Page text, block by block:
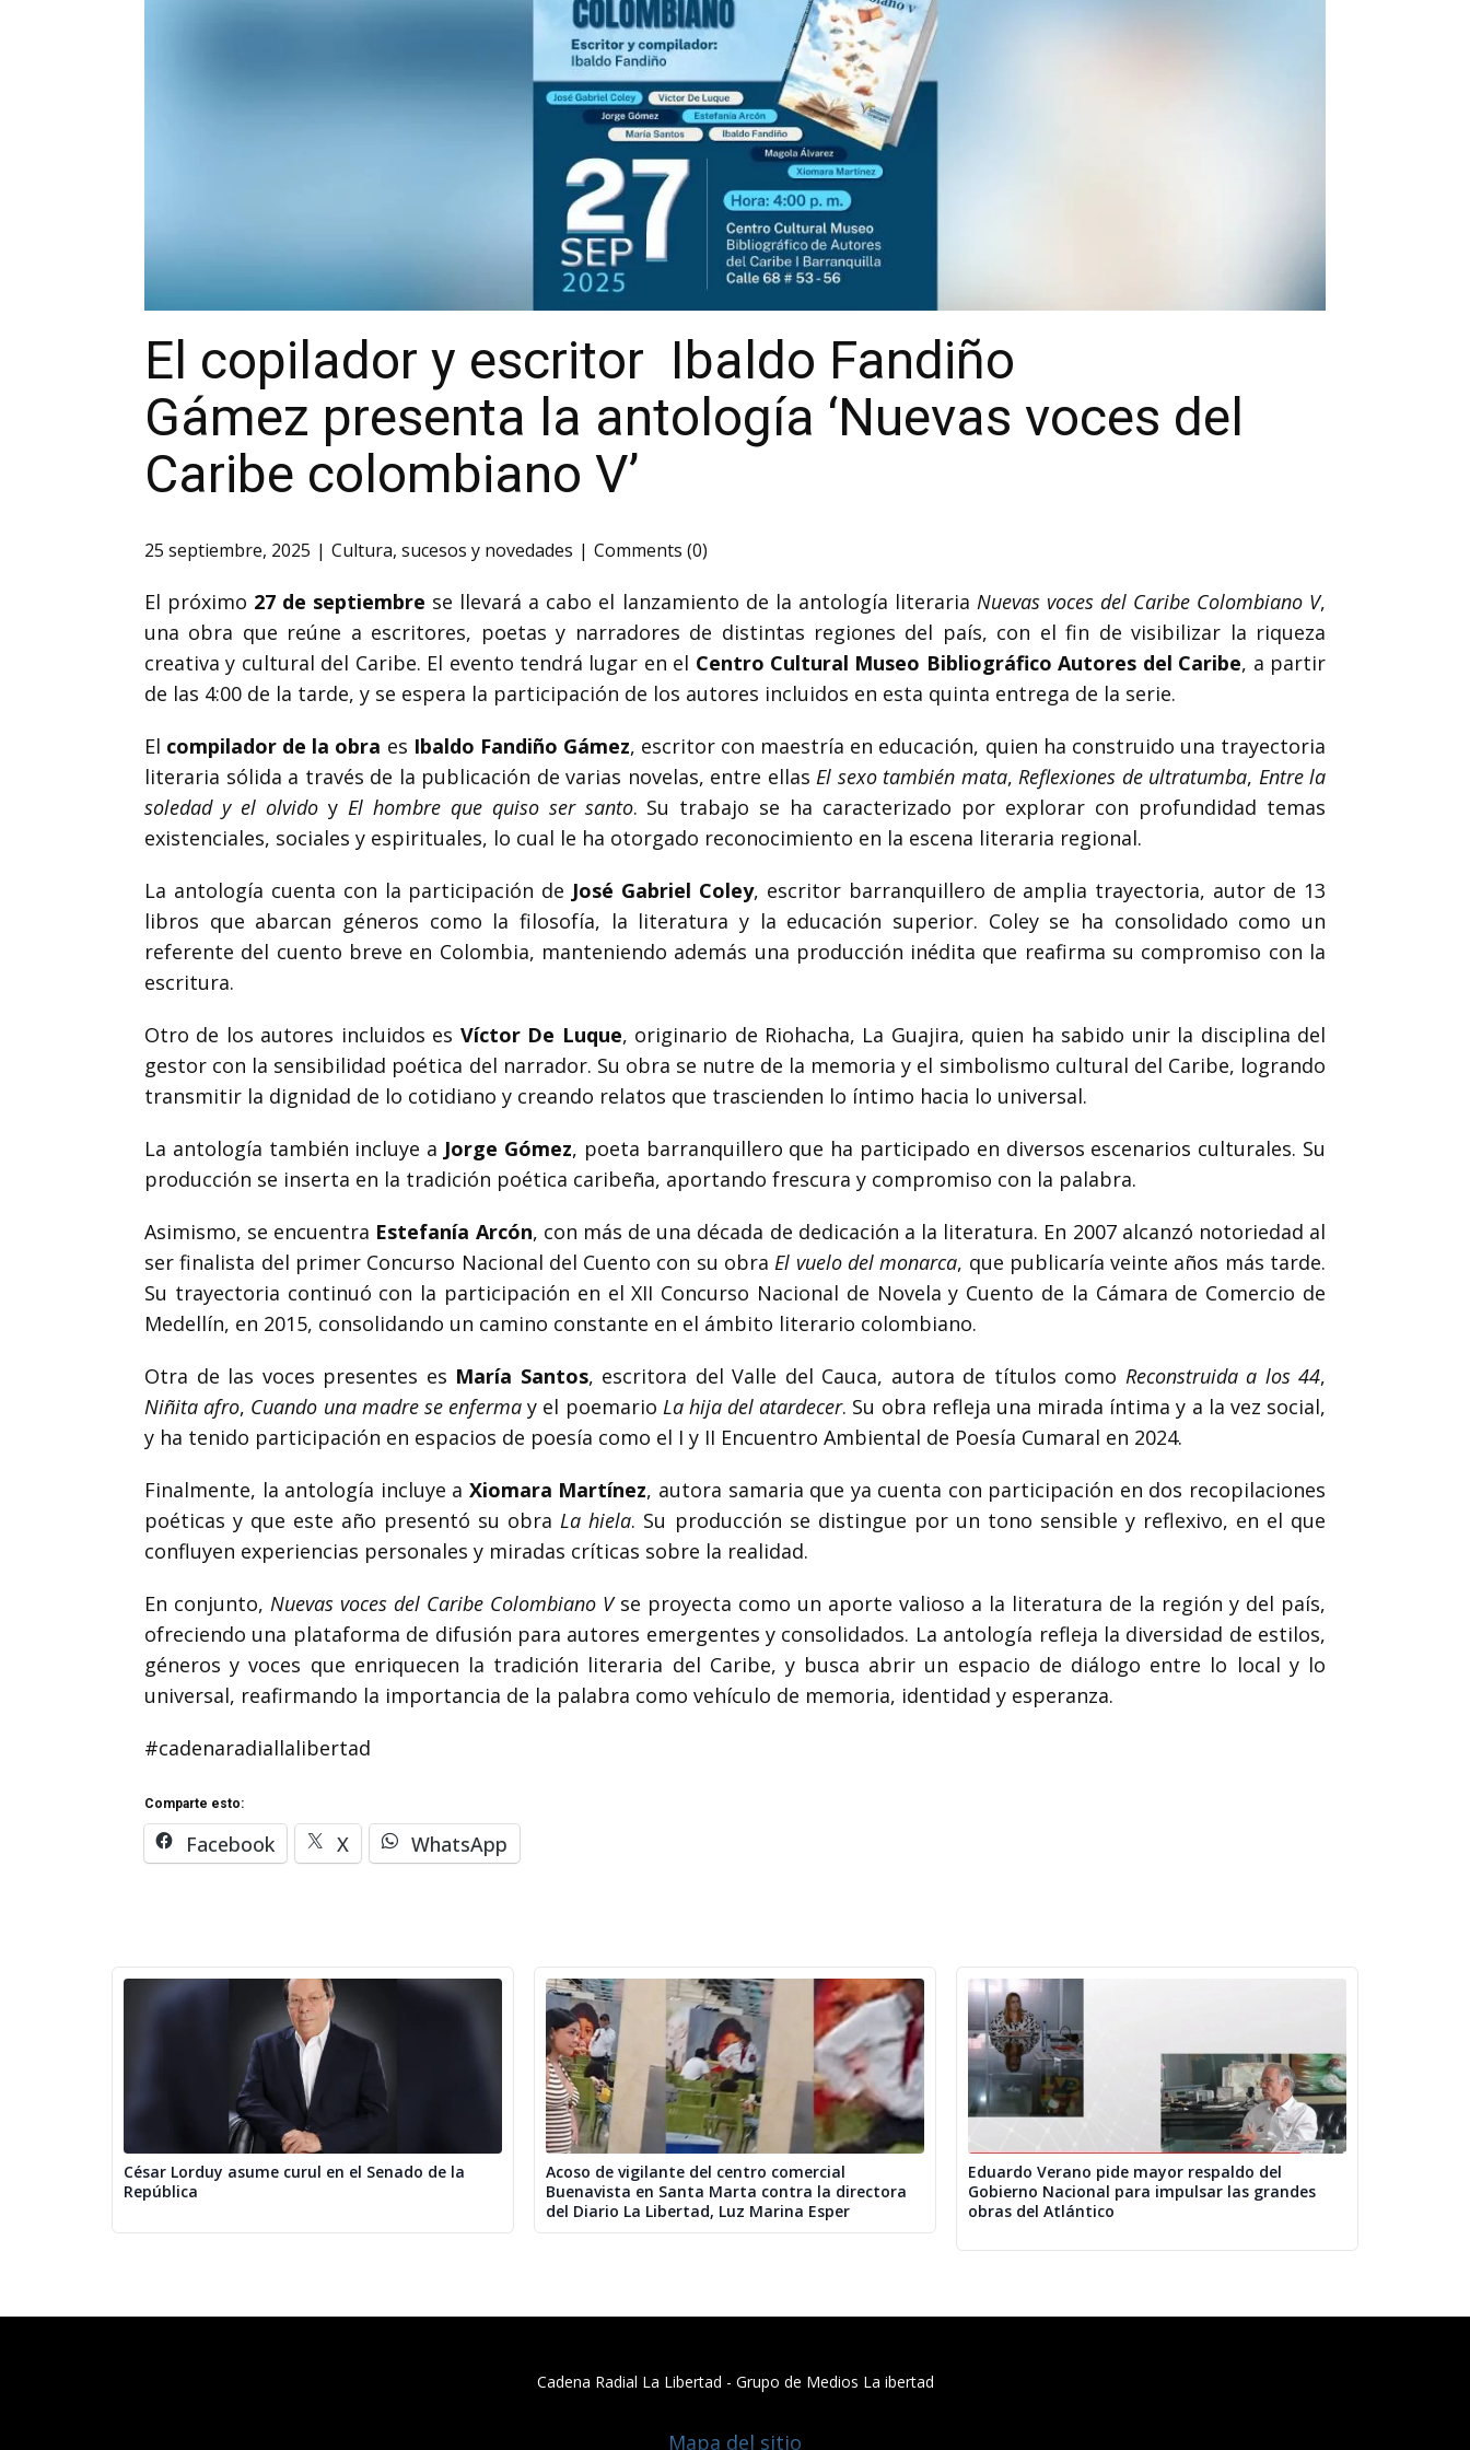
El copilador y escritor Ibaldo Fandiño
Gámez presenta la antología ‘Nuevas voces del
Caribe colombiano V’
25 septiembre, 2025 Cultura, sucesos y novedades Comments (0)
El próximo 27 de septiembre se llevará a cabo el lanzamiento de la antología literaria Nuevas voces del Caribe Colombiano V,
una obra que reúne a escritores, poetas y narradores de distintas regiones del país, con el fin de visibilizar la riqueza
creativa y cultural del Caribe. El evento tendrá lugar en el Centro Cultural Museo Bibliográfico Autores del Caribe, a partir
de las 4:00 de la tarde, y se espera la participación de los autores incluidos en esta quinta entrega de la serie.
El compilador de la obra es Ibaldo Fandiño Gámez, escritor con maestría en educación, quien ha construido una trayectoria
literaria sólida a través de la publicación de varias novelas, entre ellas El sexo también mata, Reflexiones de ultratumba, Entre la
soledad y el olvidoy El hombre que quiso ser santo. Su trabajo se ha caracterizado por explorar con profundidad temas
existenciales, sociales y espirituales, lo cual le ha otorgado reconocimiento en la escena literaria regional.
La antología cuenta con la participación de José Gabriel Coley, escritor barranquillero de amplia trayectoria, autor de 13
libros que abarcan géneros como la filosofía, la literatura y la educación superior. Coley se ha consolidado como un
referente del cuento breve en Colombia, manteniendo además una producción inédita que reafirma su compromiso con la
escritura.
Otro de los autores incluidos es Víctor De Luque, originario de Riohacha, La Guajira, quien ha sabido unir la disciplina del
gestor con la sensibilidad poética del narrador. Su obra se nutre de la memoria y el simbolismo cultural del Caribe, logrando
transmitir la dignidad de lo cotidiano y creando relatos que trascienden lo íntimo hacia lo universal.
La antología también incluye a Jorge Gómez, poeta barranquillero que ha participado en diversos escenarios culturales. Su
producción se inserta en la tradición poética caribeña, aportando frescura y compromiso con la palabra.
Asimismo, se encuentra Estefanía Arcón, con más de una década de dedicación a la literatura. En 2007 alcanzó notoriedad al
ser finalista del primer Concurso Nacional del Cuento con su obraEl vuelo del monarca, que publicaría veinte años más tarde.
Su trayectoria continuó con la participación en el XII Concurso Nacional de Novela y Cuento de la Cámara de Comercio de
Medellín, en 2015, consolidando un camino constante en el ámbito literario colombiano.
Otra de las voces presentes es María Santos, escritora del Valle del Cauca, autora de títulos como Reconstruida a los 44,
Niñita afro, Cuando una madre se enferma y el poemario La hija del atardecer. Su obra refleja una mirada íntima y a la vez social,
y ha tenido participación en espacios de poesía como el I y II Encuentro Ambiental de Poesía Cumaral en 2024.
Finalmente, la antología incluye a Xiomara Martínez, autora samaria que ya cuenta con participación en dos recopilaciones
poéticas y que este año presentó su obraLa hiela. Su producción se distingue por un tono sensible y reflexivo, en el que
confluyen experiencias personales y miradas críticas sobre la realidad.
En conjunto, Nuevas voces del Caribe Colombiano Vse proyecta como un aporte valioso a la literatura de la región y del país,
ofreciendo una plataforma de difusión para autores emergentes y consolidados. La antología refleja la diversidad de estilos,
géneros y voces que enriquecen la tradición literaria del Caribe, y busca abrir un espacio de diálogo entre lo local y lo
universal, reafirmando la importancia de la palabra como vehículo de memoria, identidad y esperanza.
#cadenaradiallalibertad
Comparte esto:
Facebook X WhatsApp
César Lorduy asume curul en el Senado de la
República
Acoso de vigilante del centro comercial
Buenavista en Santa Marta contra la directora
del Diario La Libertad, Luz Marina Esper
Eduardo Verano pide mayor respaldo del
Gobierno Nacional para impulsar las grandes
obras del Atlántico
Cadena Radial La Libertad​ - Grupo de Medios La ibertad
Mapa del sitio